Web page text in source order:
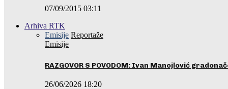
07/09/2015 03:11
Arhiva RTK
Emisije Reportaže
Emisije
RAZGOVOR S POVODOM: Ivan Manojlović
26/06/2026 18:20